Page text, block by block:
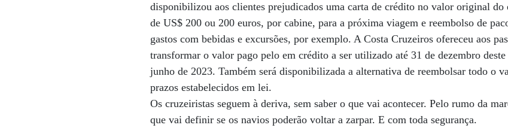
disponibilizou aos clientes prejudicados uma carta de crédito no valor original
de US$ 200 ou 200 euros, por cabine, para a próxima viagem e reembolso de
gastos com bebidas e excursões, por exemplo. A Costa Cruzeiros ofereceu aos
transformar o valor pago pelo em crédito a ser utilizado até 31 de dezembro deste
junho de 2023. Também será disponibilizada a alternativa de reembolsar todo o
prazos estabelecidos em lei.
Os cruzeiristas seguem à deriva, sem saber o que vai acontecer. Pelo rumo da
que vai definir se os navios poderão voltar a zarpar. E com toda segurança.